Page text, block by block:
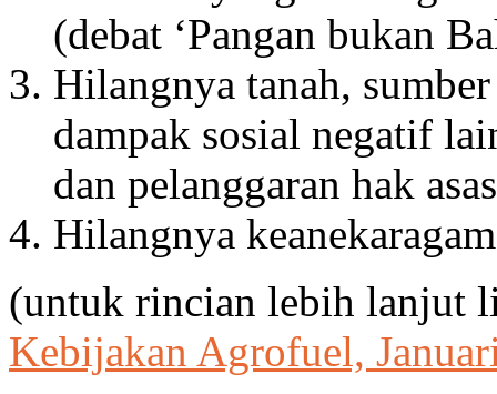
(debat ‘Pangan bukan
Hilangnya tanah,
dampak sosial negatif
dan pelanggaran hak
Hilangnya
(untuk rincian lebih lanjut
Kebijakan Agrofuel,